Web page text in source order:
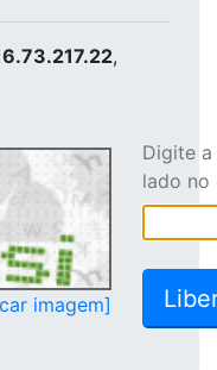
,
imagem]
Digite
lado no